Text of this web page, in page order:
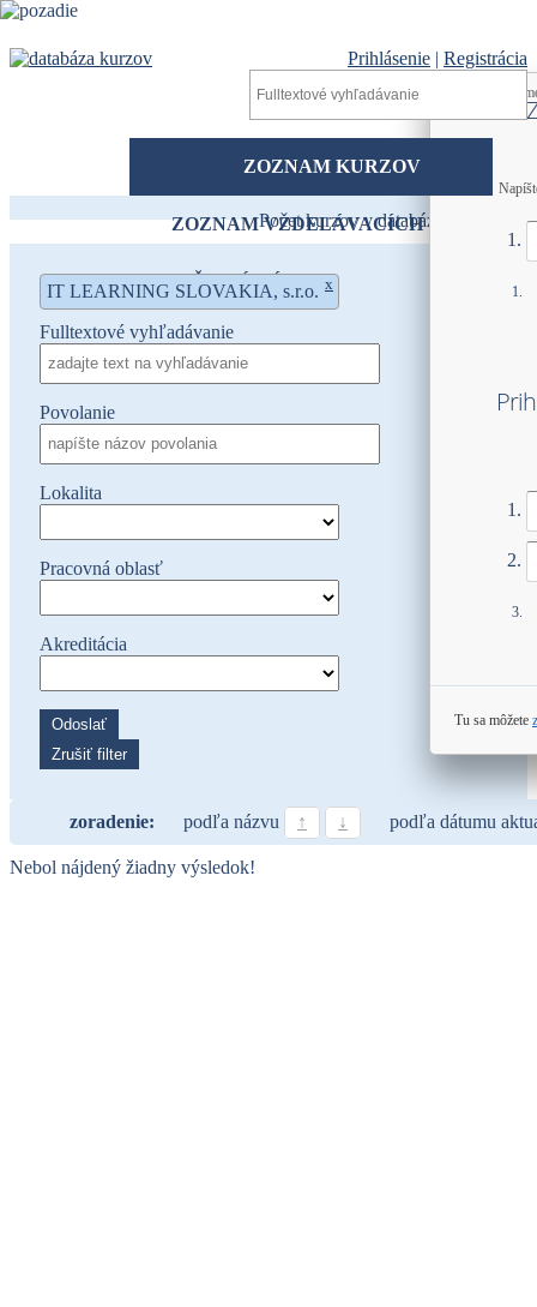
Prihlásenie | Registrácia
Prihlasovacie
Prihlasovacie
Tu sa môžete
ZOZNAM KURZOV
ZOZNAM VZDELÁVACÍCH
INŠTITÚCIÍ
KONTAKTY
Počet kurzov v databáze
IT LEARNING SLOVAKIA, s.r.o. x
Fulltextové vyhľadávanie
Povolanie
Lokalita
Pracovná oblasť
Akreditácia
Odoslať
Zrušiť filter
zoradenie: podľa názvu ↑ ↓ podľa dátumu
Nebol nájdený žiadny výsledok!